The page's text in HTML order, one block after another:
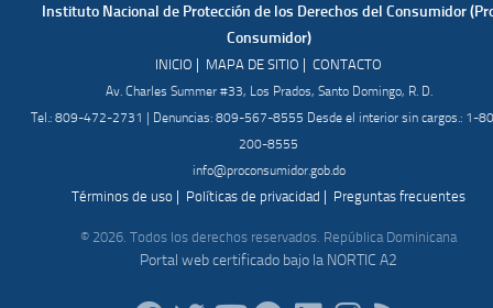
Instituto Nacional de Protección de los Derechos del Consumidor
Consumidor)
INICIO | MAPA DE SITIO | CONTACTO
Av. Charles Summer #33, Los Prados, Santo Domingo, R. D.
Tel.: 809-472-2731 | Denuncias: 809-567-8555 Desde el interior sin cargos.: 1-
200-8555
info@proconsumidor.gob.do
Términos de uso | Políticas de privacidad | Preguntas frecuentes
© 2026. Todos los derechos reservados. República Dominicana
Portal web certificado bajo la NORTIC A2